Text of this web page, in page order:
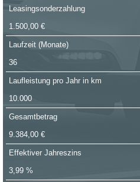
Leasingsonderzahlung
1.500,00 €
Laufzeit (Monate)
36
Laufleistung pro Jahr in km
10.000
Gesamtbetrag
9.384,00 €
Effektiver Jahreszins
3,99 %